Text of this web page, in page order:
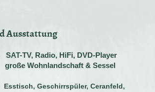
Ausstattung
TV, Radio, HiFi, DVD-Player
& Sessel
Esstisch, Geschirrspüler, Ceranfeld,